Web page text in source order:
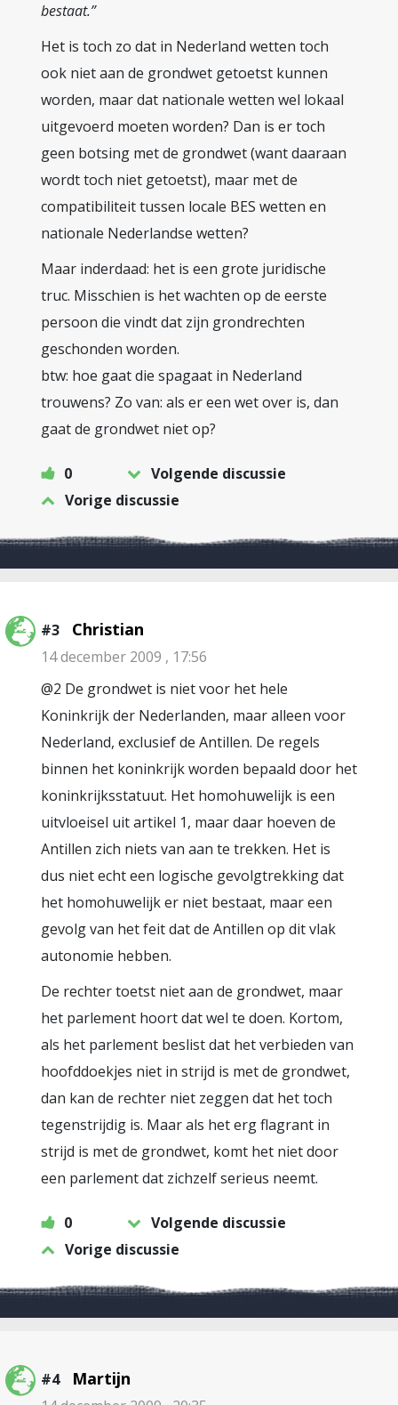
bestaat.”
Het is toch zo dat in Nederland wetten toch
ook niet aan de grondwet getoetst kunnen
worden, maar dat nationale wetten wel lokaal
uitgevoerd moeten worden? Dan is er toch
geen botsing met de grondwet (want daaraan
wordt toch niet getoetst), maar met de
compatibiliteit tussen locale BES wetten en
nationale Nederlandse wetten?
Maar inderdaad: het is een grote juridische
truc. Misschien is het wachten op de eerste
persoon die vindt dat zijn grondrechten
geschonden worden.
btw: hoe gaat die spagaat in Nederland
trouwens? Zo van: als er een wet over is, dan
gaat de grondwet niet op?
0
Volgende discussie
Vorige discussie
#3 Christian
14 december 2009 , 17:56
@2 De grondwet is niet voor het hele
Koninkrijk der Nederlanden, maar alleen voor
Nederland, exclusief de Antillen. De regels
binnen het koninkrijk worden bepaald door het
koninkrijksstatuut. Het homohuwelijk is een
uitvloeisel uit artikel 1, maar daar hoeven de
Antillen zich niets van aan te trekken. Het is
dus niet echt een logische gevolgtrekking dat
het homohuwelijk er niet bestaat, maar een
gevolg van het feit dat de Antillen op dit vlak
autonomie hebben.
De rechter toetst niet aan de grondwet, maar
het parlement hoort dat wel te doen. Kortom,
als het parlement beslist dat het verbieden van
hoofddoekjes niet in strijd is met de grondwet,
dan kan de rechter niet zeggen dat het toch
tegenstrijdig is. Maar als het erg flagrant in
strijd is met de grondwet, komt het niet door
een parlement dat zichzelf serieus neemt.
0
Volgende discussie
Vorige discussie
#4 Martijn